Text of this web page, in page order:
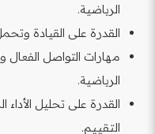
الرياضية.
القدرة على القيادة
مهارات التواصل الفعال
الرياضية.
القدرة على تحليل
التقييم.